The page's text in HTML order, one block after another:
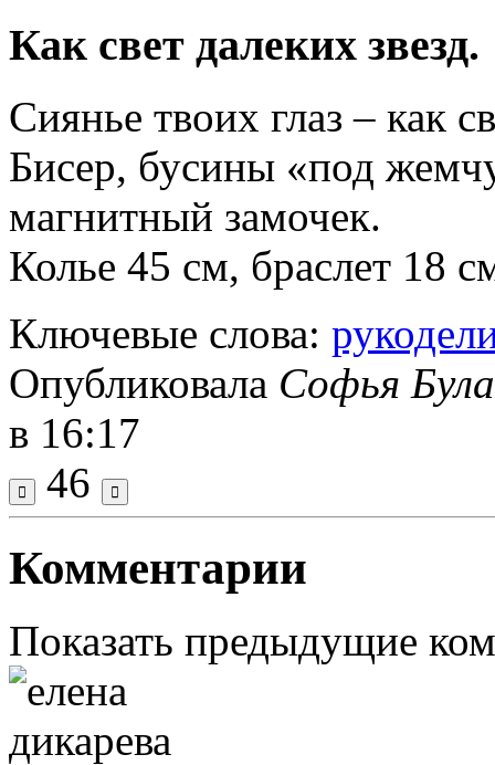
Как свет далеких звезд.
Сиянье твоих глаз – как
Бисер, бусины «под
магнитный замочек.
Колье 45 см, браслет 18
Ключевые слова:
Опубликовала Софья
в 16:17
46
Комментарии
Показать предыдущие